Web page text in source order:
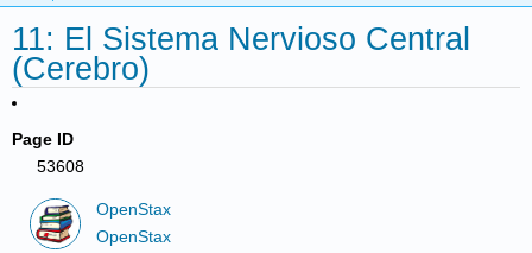
11: El Sistema Nervioso Central
(Cerebro)
Page ID
53608
OpenStax
OpenStax